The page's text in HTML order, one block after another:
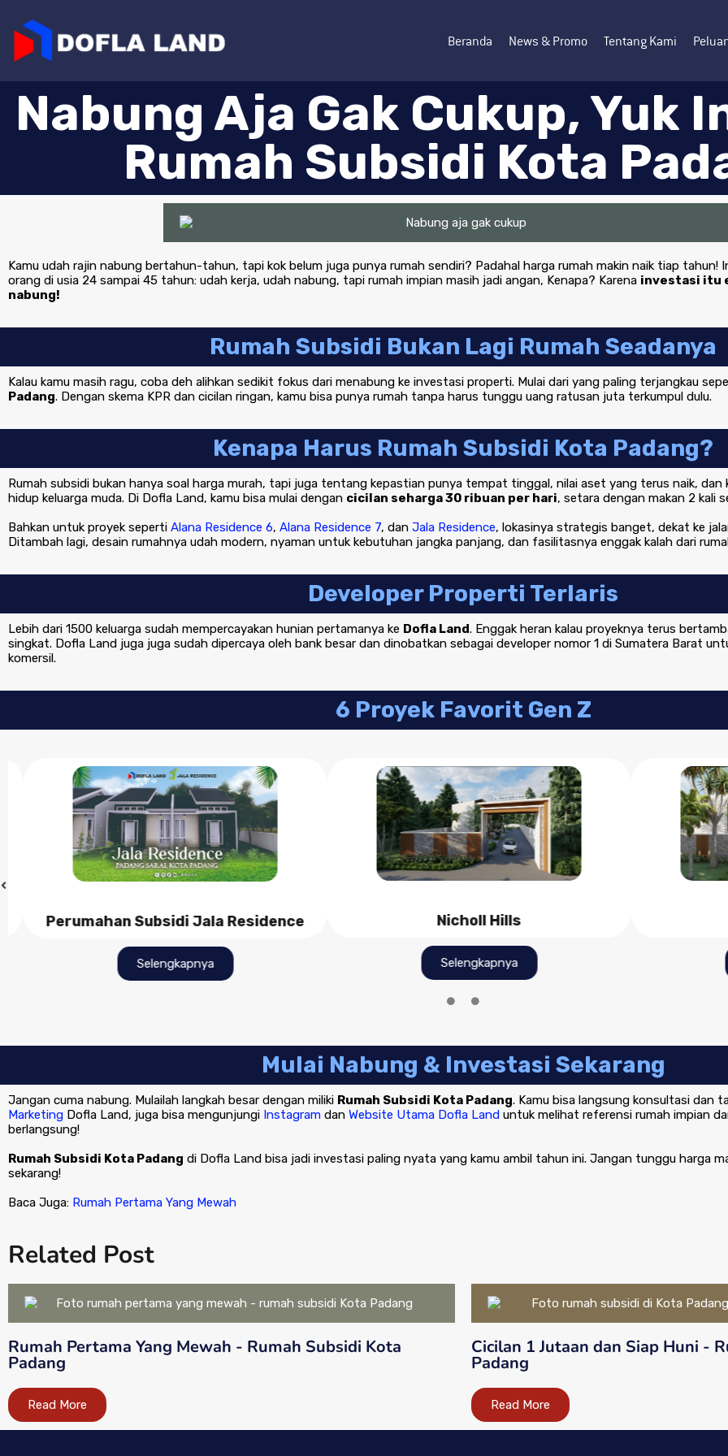
Beranda News & Promo Tentang Kami
Nabung Aja Gak Cukup, Yuk
Rumah Subsidi Kota
Kamu udah rajin nabung bertahun-tahun, tapi kok belum juga punya rumah sendiri? Padahal harga rumah makin naik tiap tahun!
orang di usia 24 sampai 45 tahun: udah kerja, udah nabung, tapi rumah impian masih jadi angan, Kenapa? Karena investasi itu
nabung!
Rumah Subsidi Bukan Lagi Rumah Seadanya
Kalau kamu masih ragu, coba deh alihkan sedikit fokus dari menabung ke investasi properti. Mulai dari yang paling terjangkau
Padang. Dengan skema KPR dan cicilan ringan, kamu bisa punya rumah tanpa harus tunggu uang ratusan juta terkumpul dulu.
Kenapa Harus Rumah Subsidi Kota Padang?
Rumah subsidi bukan hanya soal harga murah, tapi juga tentang kepastian punya tempat tinggal, nilai aset yang terus naik, dan
hidup keluarga muda. Di Dofla Land, kamu bisa mulai dengan cicilan seharga 30 ribuan per hari, setara dengan makan 2 kali
Bahkan untuk proyek seperti Alana Residence 6, Alana Residence 7, dan Jala Residence, lokasinya strategis banget, dekat ke
Ditambah lagi, desain rumahnya udah modern, nyaman untuk kebutuhan jangka panjang, dan fasilitasnya enggak kalah dari
Developer Properti Terlaris
Lebih dari 1500 keluarga sudah mempercayakan hunian pertamanya ke Dofla Land. Enggak heran kalau proyeknya terus
singkat. Dofla Land juga juga sudah dipercaya oleh bank besar dan dinobatkan sebagai developer nomor 1 di Sumatera Barat
komersil.
6 Proyek Favorit Gen Z
Perumahan Subsidi Jala Residence
Selengkapnya
Nicholl Hills
Selengkapnya
Mulai Nabung & Investasi Sekarang
Jangan cuma nabung. Mulailah langkah besar dengan miliki Rumah Subsidi Kota Padang. Kamu bisa langsung konsultasi dan
Marketing Dofla Land, juga bisa mengunjungi Instagram dan Website Utama Dofla Land untuk melihat referensi rumah impian
berlangsung!
Rumah Subsidi Kota Padang di Dofla Land bisa jadi investasi paling nyata yang kamu ambil tahun ini. Jangan tunggu harga
sekarang!
Baca Juga: Rumah Pertama Yang Mewah
Related Post
Rumah Pertama Yang Mewah - Rumah Subsidi Kota
Padang
Read More
Cicilan 1 Jutaan dan Siap Huni -
Padang
Read More